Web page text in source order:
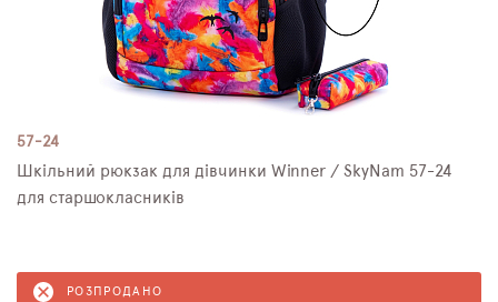
57-24
Шкільний рюкзак для дівчинки Winner / SkyNam 57-24
для старшокласників
РОЗПРОДАНО